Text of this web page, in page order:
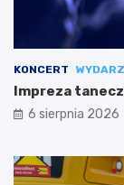
KONCERT
Impreza
6 sierpnia 2026